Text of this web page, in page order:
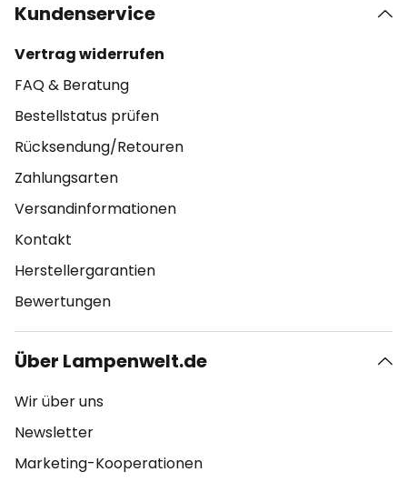
Kundenservice
Vertrag widerrufen
FAQ & Beratung
Bestellstatus prüfen
Rücksendung/Retouren
Zahlungsarten
Versandinformationen
Kontakt
Herstellergarantien
Bewertungen
Über Lampenwelt.de
Wir über uns
Newsletter
Marketing-Kooperationen